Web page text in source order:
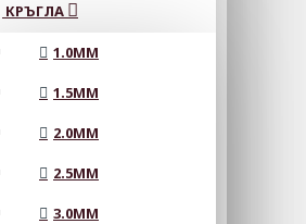
КРЪГЛА
1.0MM
1.5MM
2.0MM
2.5MM
3.0MM